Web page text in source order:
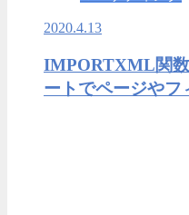
2020.4.13
IMPORTXML関
ートでページや